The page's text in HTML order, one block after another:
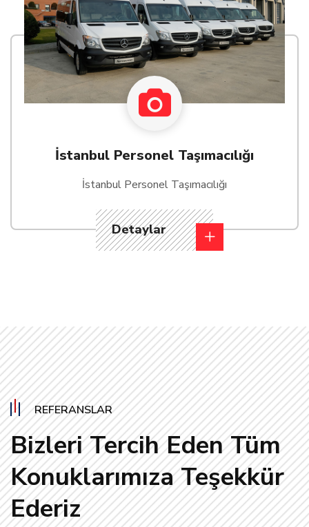
İstanbul Personel Taşımacılığı
İstanbul Personel Taşımacılığı
Detaylar
REFERANSLAR
Bizleri Tercih Eden Tüm
Konuklarımıza Teşekkür
Ederiz